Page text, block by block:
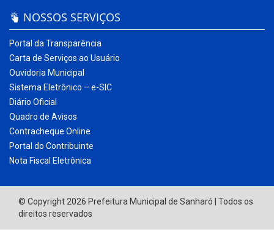
NOSSOS SERVIÇOS
Portal da Transparência
Carta de Serviços ao Usuário
Ouvidoria Municipal
Sistema Eletrônico – e-SIC
Diário Oficial
Quadro de Avisos
Contracheque Online
Portal do Contribuinte
Nota Fiscal Eletrônica
© Copyright 2026 Prefeitura Municipal de Sanharó | Todos os
direitos reservados